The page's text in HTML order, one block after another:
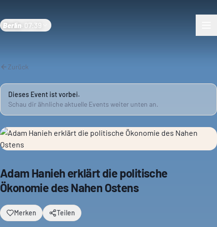
Berlin 07:39
Zurück
Dieses Event ist vorbei.
Schau dir ähnliche aktuelle Events weiter unten an.
Adam Hanieh erklärt die politische
Ökonomie des Nahen Ostens
Merken Teilen